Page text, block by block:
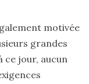
motivée
grandes
ce jour, aucun